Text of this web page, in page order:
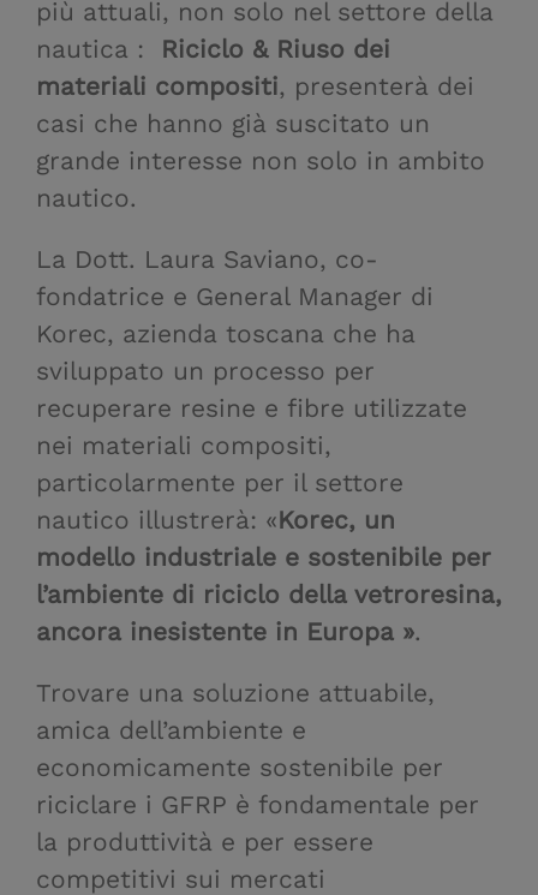
più attuali, non solo nel settore della
nautica :
Riciclo & Riuso dei
materiali compositi, presenterà dei
casi che hanno già suscitato un
grande interesse non solo in ambito
nautico.
La Dott. Laura Saviano, co-
fondatrice e General Manager di
Korec, azienda toscana che ha
sviluppato un processo per
recuperare resine e fibre utilizzate
nei materiali compositi,
particolarmente per il settore
nautico illustrerà: «Korec, un
modello industriale e sostenibile per
l’ambiente di riciclo della vetroresina,
ancora inesistente in Europa ».
Trovare una soluzione attuabile,
amica dell’ambiente e
economicamente sostenibile per
riciclare i GFRP è fondamentale per
la produttività e per essere
competitivi sui mercati